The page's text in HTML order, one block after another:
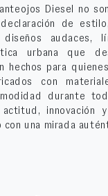
Diesel no
de
diseños audaces,
urbana que
hechos para
con
durante
actitud, innovación
una mirada